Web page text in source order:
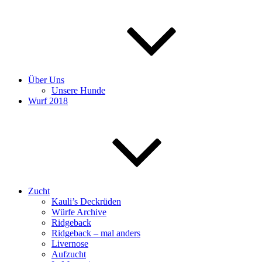
Über Uns
Unsere Hunde
Wurf 2018
Zucht
Kauli’s Deckrüden
Würfe Archive
Ridgeback
Ridgeback – mal anders
Livernose
Aufzucht